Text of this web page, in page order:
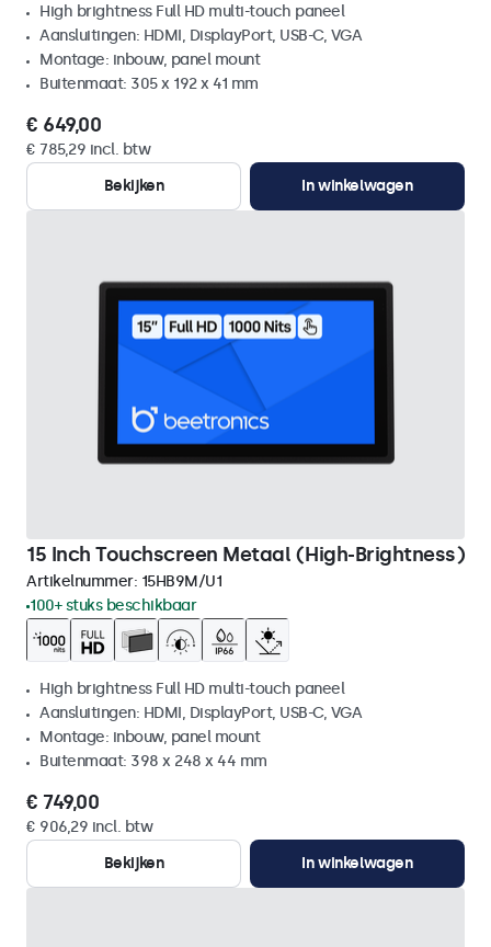
High brightness Full HD multi-touch paneel
Aansluitingen: HDMI, DisplayPort, USB-C, VGA
Montage: inbouw, panel mount
Buitenmaat: 305 x 192 x 41 mm
€ 649,00
€ 785,29 incl. btw
Bekijken
In winkelwagen
15 Inch Touchscreen Metaal (High-Brightness)
Artikelnummer: 15HB9M/U1
100+ stuks beschikbaar
High brightness Full HD multi-touch paneel
Aansluitingen: HDMI, DisplayPort, USB-C, VGA
Montage: inbouw, panel mount
Buitenmaat: 398 x 248 x 44 mm
€ 749,00
€ 906,29 incl. btw
Bekijken
In winkelwagen